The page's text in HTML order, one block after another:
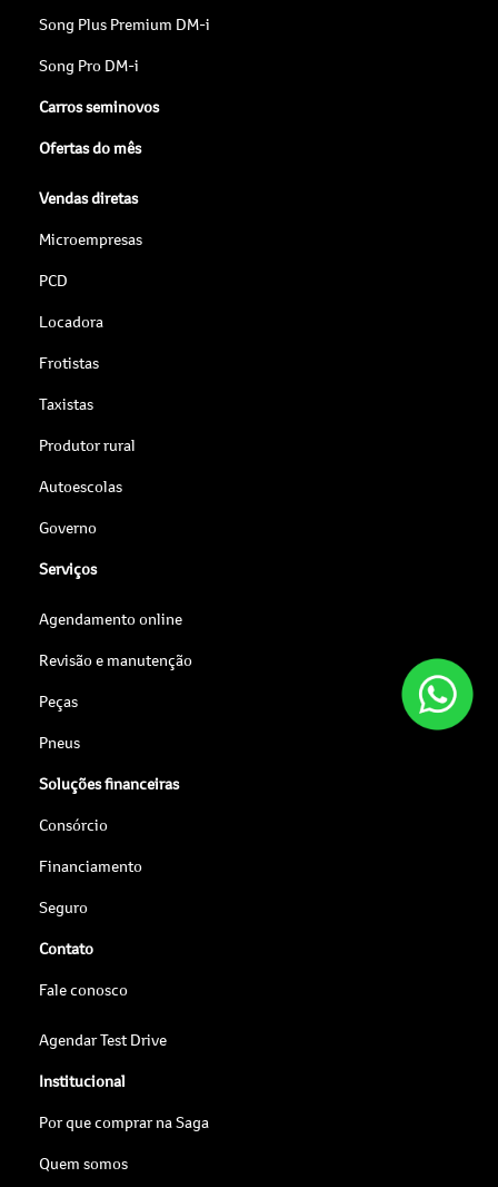
Song Plus Premium DM-i
Song Pro DM-i
Carros seminovos
Ofertas do mês
Vendas diretas
Microempresas
PCD
Locadora
Frotistas
Taxistas
Produtor rural
Autoescolas
Governo
Serviços
Agendamento online
Revisão e manutenção
Peças
Pneus
Soluções financeiras
Consórcio
Financiamento
Seguro
Contato
Fale conosco
Agendar Test Drive
Institucional
Por que comprar na Saga
Quem somos